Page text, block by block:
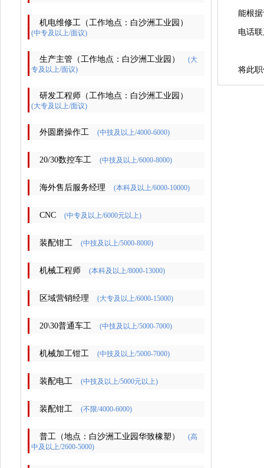
机电维修工（工作地点：白沙洲工业园）
(中专及以上/面议)
生产主管（工作地点：白沙洲工业园）
(大
专及以上/面议)
研发工程师（工作地点：白沙洲工业园）
(大专及以上/面议)
外圆磨操作工 (中技及以上/4000-6000)
20/30数控车工 (中技及以上/6000-8000)
海外售后服务经理 (本科及以上/6000-10000)
CNC (中专及以上/6000元以上)
装配钳工 (中技及以上/5000-8000)
机械工程师 (本科及以上/8000-13000)
区域营销经理 (大专及以上/6000-15000)
20\30普通车工 (中技及以上/5000-7000)
机械加工钳工 (中技及以上/5000-7000)
装配电工 (中技及以上/5000元以上)
装配钳工 (不限/4000-6000)
普工（地点：白沙洲工业园华致橡塑）
(高
中及以上/2600-5000)
能根
电话
将此